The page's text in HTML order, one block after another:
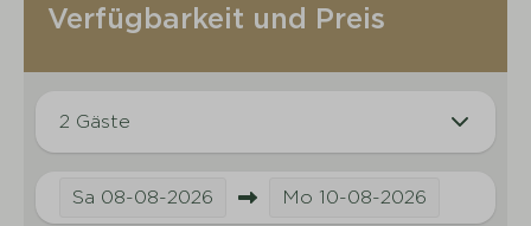
Verfügbarkeit und Preis
2 Gäste
Sa 08-08-2026 Mo 10-08-2026